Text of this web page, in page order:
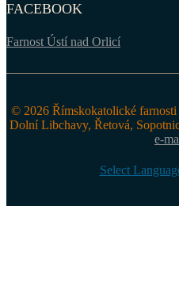
FACEBOOK
Farnost Ústí nad Orlicí
© 2026 Římskokatolické
Dolní Libchavy, Řetová,
e-
Select